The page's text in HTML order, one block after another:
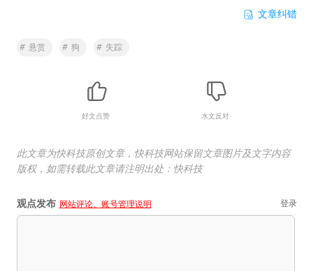
文章纠错
# 悬赏 # 狗 # 失踪
好文点赞 水文反对
此文章为快科技原创文章，快科技网站保留文章图片及文字内容
版权，如需转载此文章请注明出处：快科技
观点发布 网站评论、账号管理说明 登录